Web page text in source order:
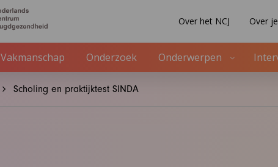
Over het NCJ Over
Vakmanschap Onderzoek Onderwerpen
Scholing en praktijktest SINDA